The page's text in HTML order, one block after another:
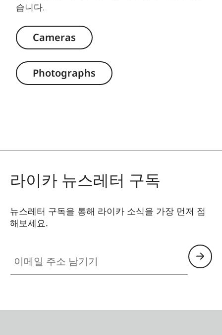
습니다.
Cameras
Photographs
라이카 뉴스레터 구독
뉴스레터 구독을 통해 라이카 소식을 가장 먼저 접
해보세요.